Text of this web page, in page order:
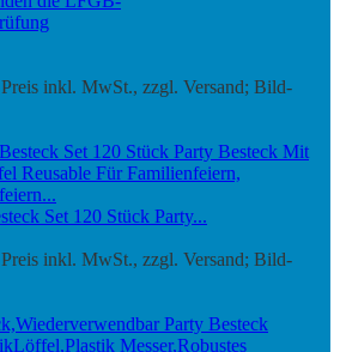
Preis inkl. MwSt., zzgl. Versand; Bild-
Set 120 Stück Party...
Preis inkl. MwSt., zzgl. Versand; Bild-